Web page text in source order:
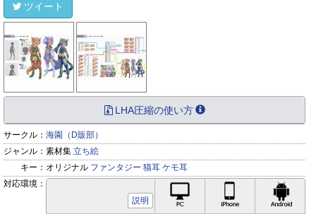
ツイート
LHA圧縮の使い方
サークル： 海園（D販部）
ジャンル： 素材集 立ち絵
キー： オリジナル ファンタジー 猫耳 ケモ耳
対応環境：
説明
iPhone対応